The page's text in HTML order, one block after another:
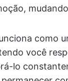
como
você
lo